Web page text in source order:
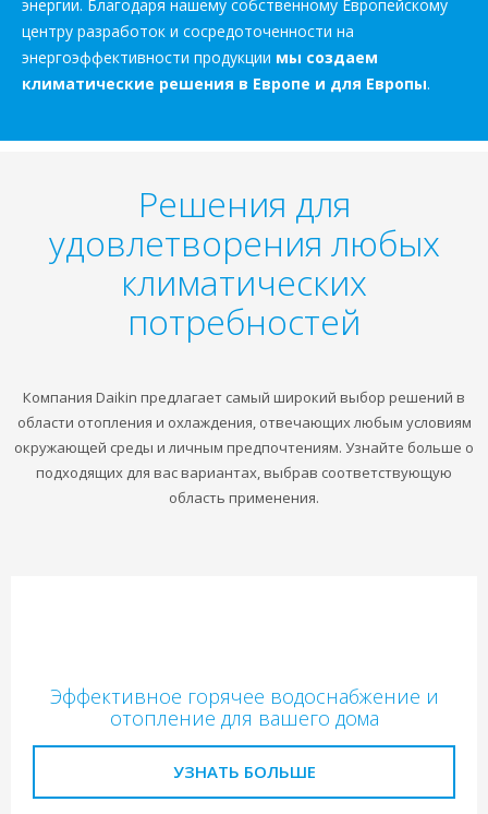
энергии. Благодаря нашему собственному Европейскому
центру разработок и сосредоточенности на
энергоэффективности продукции мы создаем
климатические решения в Европе и для Европы.
Решения для
удовлетворения любых
климатических
потребностей
Компания Daikin предлагает самый широкий выбор решений в
области отопления и охлаждения, отвечающих любым условиям
окружающей среды и личным предпочтениям. Узнайте больше о
подходящих для вас вариантах, выбрав соответствующую
область применения.
Эффективное горячее водоснабжение и
отопление для вашего дома
УЗНАТЬ БОЛЬШЕ